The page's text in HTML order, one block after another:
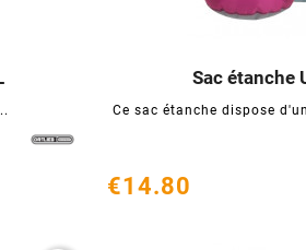
Sac étanche
Ce sac étanche dispose

€14.80